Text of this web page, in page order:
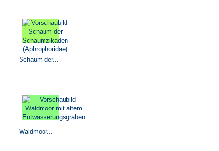
Schaum der...
Waldmoor...